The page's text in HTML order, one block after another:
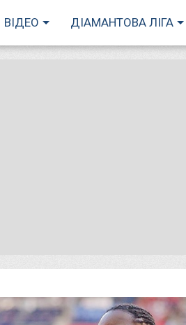
ВІДЕО ДІАМАНТОВА ЛІГА